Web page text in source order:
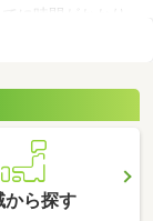
に時間がかかり
3万円以下の物
から探す